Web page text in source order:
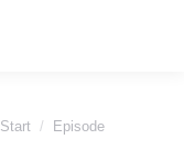
Sie befinden sich hier:
Start Episode